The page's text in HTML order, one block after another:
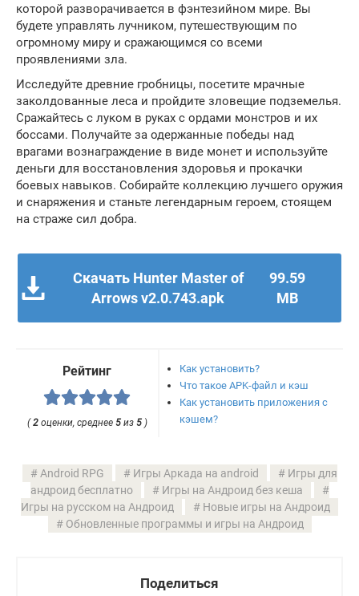
которой разворачивается в фэнтезийном мире. Вы
будете управлять лучником, путешествующим по
огромному миру и сражающимся со всеми
проявлениями зла.
Исследуйте древние гробницы, посетите мрачные
заколдованные леса и пройдите зловещие подземелья.
Сражайтесь с луком в руках с ордами монстров и их
боссами. Получайте за одержанные победы над
врагами вознаграждение в виде монет и используйте
деньги для восстановления здоровья и прокачки
боевых навыков. Собирайте коллекцию лучшего оружия
и снаряжения и станьте легендарным героем, стоящем
на страже сил добра.
Скачать Hunter Master of
Arrows v2.0.743.apk
99.59
MB
Рейтинг
( 2оценки, среднее 5из 5)
Как установить?
Что такое APK-файл и кэш
Как установить приложения с
кэшем?
Android RPG Игры Аркада на android
Игры для
андроид бесплатно
Игры на Андроид без кеша
Игры на русском на Андроид
Новые игры на Андроид
Обновленные программы и игры на Андроид
Поделиться